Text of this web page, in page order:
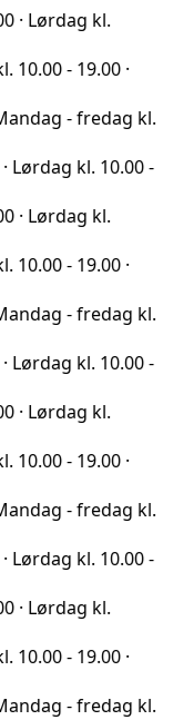
kl.
·
kl.
10.00 -
kl.
·
kl.
10.00 -
kl.
·
kl.
10.00 -
kl.
·
kl.